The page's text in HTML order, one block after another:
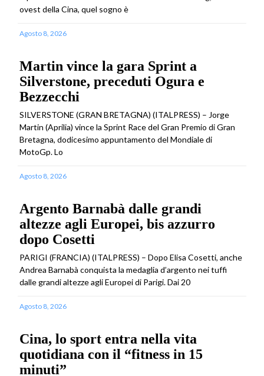
ovest della Cina, quel sogno è
Agosto 8, 2026
Martin vince la gara Sprint a
Silverstone, preceduti Ogura e
Bezzecchi
SILVERSTONE (GRAN BRETAGNA) (ITALPRESS) – Jorge
Martin (Aprilia) vince la Sprint Race del Gran Premio di Gran
Bretagna, dodicesimo appuntamento del Mondiale di
MotoGp. Lo
Agosto 8, 2026
Argento Barnabà dalle grandi
altezze agli Europei, bis azzurro
dopo Cosetti
PARIGI (FRANCIA) (ITALPRESS) – Dopo Elisa Cosetti, anche
Andrea Barnabà conquista la medaglia d’argento nei tuffi
dalle grandi altezze agli Europei di Parigi. Dai 20
Agosto 8, 2026
Cina, lo sport entra nella vita
quotidiana con il “fitness in 15
minuti”